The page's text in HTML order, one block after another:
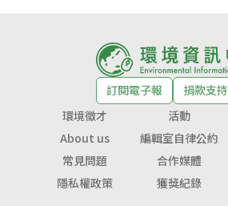
訂閱電子報
捐款支持
環境徵才
活動
About us
編輯室自律公約
常見問題
合作媒體
隱私權政策
獲獎紀錄